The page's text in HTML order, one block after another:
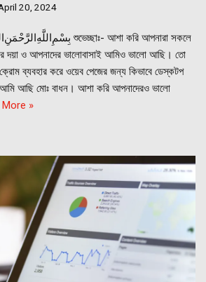
20, 2024
ও আপনাদের ভালোবাসাই আমিও ভালো আছি। তো
ব্যবহার করে ওয়েব পেজের জন্য কিভাবে ডেস্কটপ
আমি আছি মোঃ বাধন। আশা করি আপনাদেরও ভালো
More »